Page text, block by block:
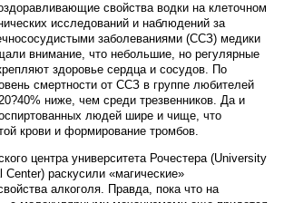
свойства водки на клеточном
исследований и наблюдений за
заболеваниями (ССЗ) медики
внимание, что небольшие, но регулярные
здоровье сердца и сосудов. По
смертности от ССЗ в группе любителей
ниже, чем среди трезвенников. Да и
людей шире и чище, что
крови и формирование тромбов.
центра университета Рочестера (University
раскусили «магические»
алкоголя. Правда, пока что на